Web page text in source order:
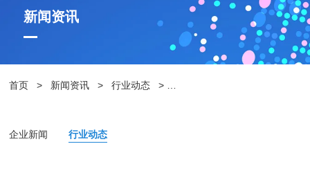
新闻资讯
首页 > 新闻资讯 > 行业动态 >
企业新闻 行业动态